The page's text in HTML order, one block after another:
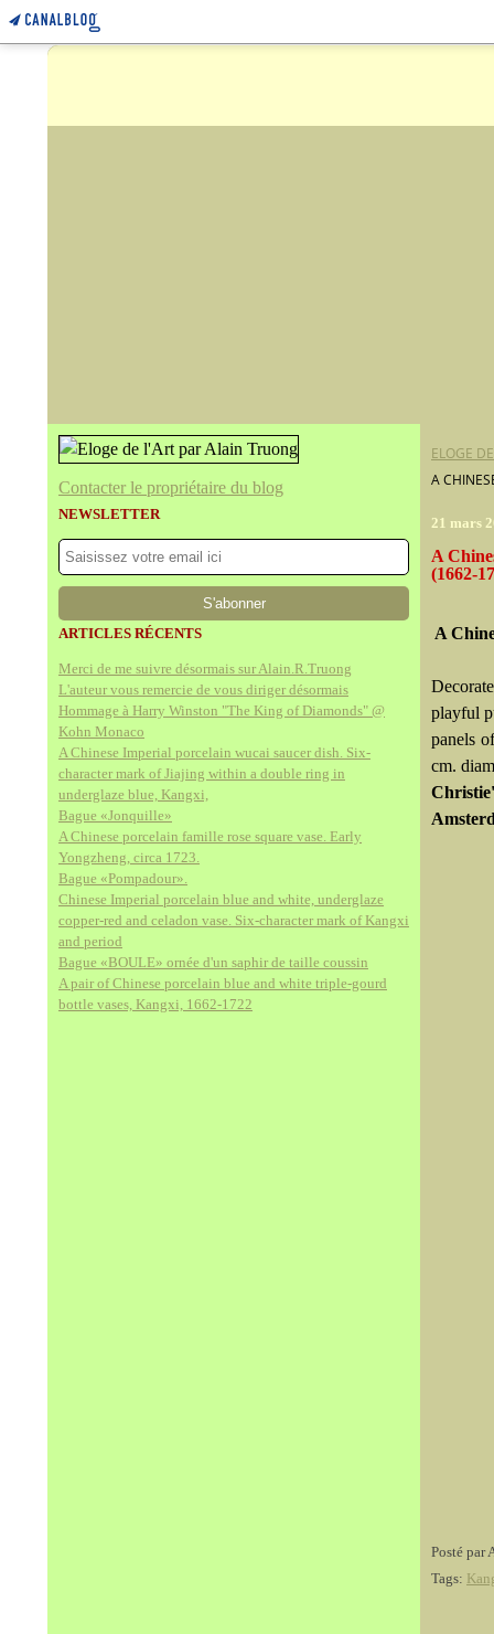
Contacter le propriétaire du blog
NEWSLETTER
ARTICLES RÉCENTS
Merci de me suivre désormais sur Alain.R.Truong
L'auteur vous remercie de vous diriger désormais
Hommage à Harry Winston "The King of Diamonds" @
Kohn Monaco
A Chinese Imperial porcelain wucai saucer dish. Six-
character mark of Jiajing within a double ring in
underglaze blue, Kangxi,
Bague «Jonquille»
A Chinese porcelain famille rose square vase. Early
Yongzheng, circa 1723.
Bague «Pompadour».
Chinese Imperial porcelain blue and white, underglaze
copper-red and celadon vase. Six-character mark of Kangxi
and period
Bague «BOULE» ornée d'un saphir de taille coussin
A pair of Chinese porcelain blue and white triple-gourd
bottle vases, Kangxi, 1662-1722
ELOGE
A
21 mars
A
(1662-
A
playful
panels
cm.
Posté par
Tags: